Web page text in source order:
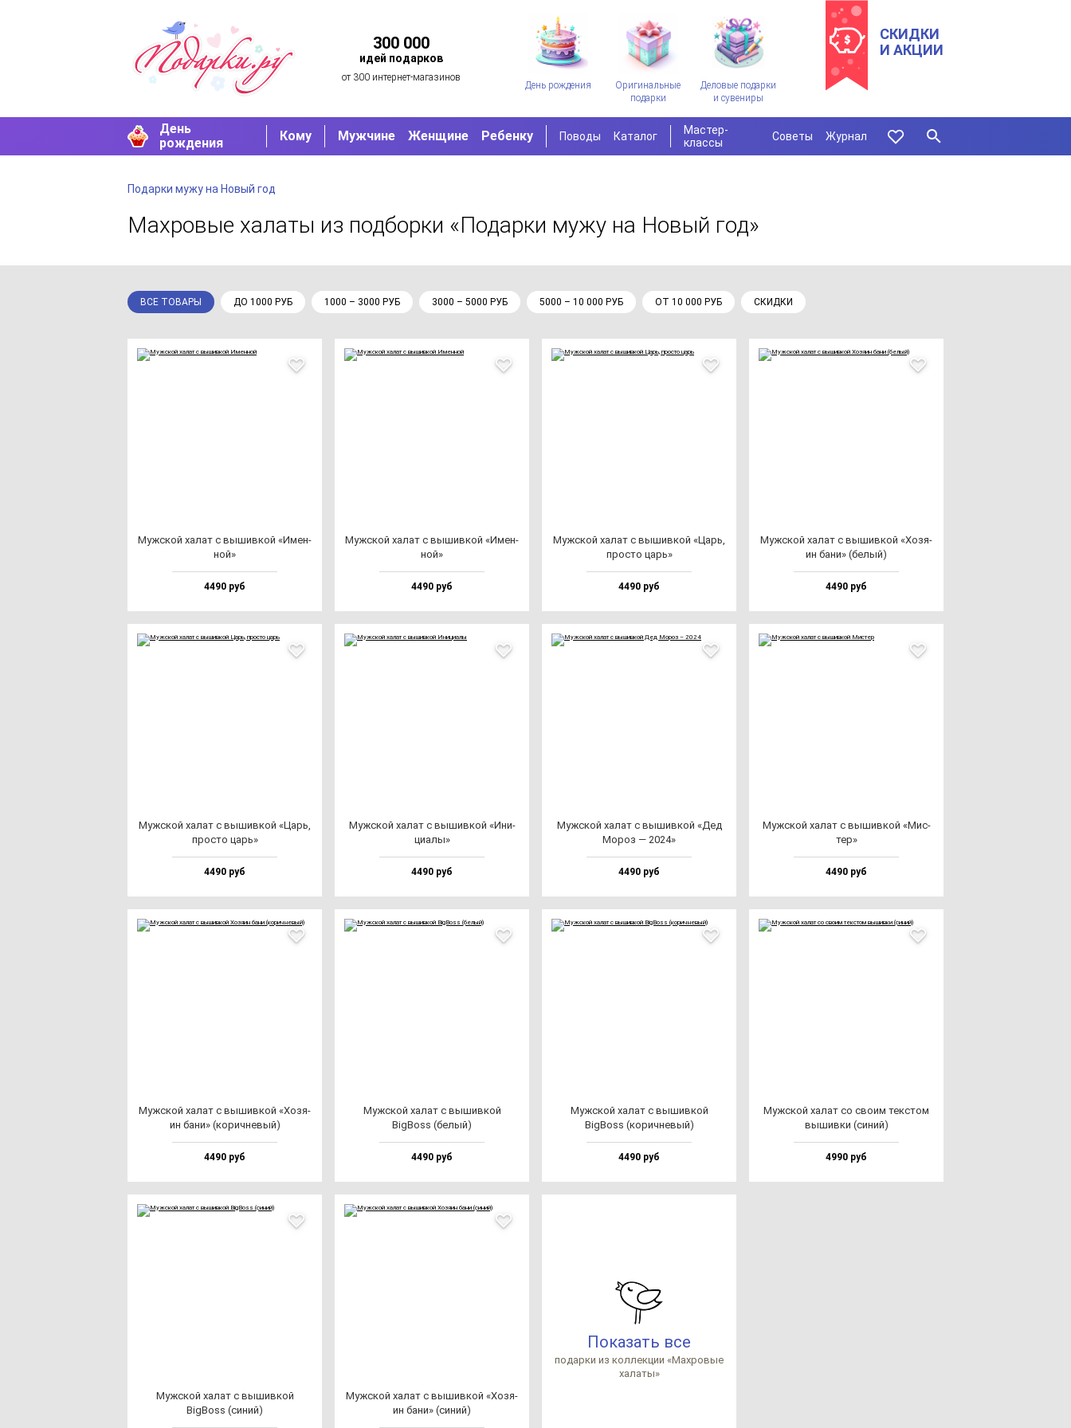
300 000
идей подарков
от 300 интернет-магазинов
День рождения
Оригинальные
подарки
Деловые подарки
и сувениры
СКИДКИ
И АКЦИИ
День
рождения
Кому Мужчине Женщине Ребенку Поводы Каталог
Мастер-
классы
Советы Журнал
Подарки мужу на Новый год
Махровые халаты из подборки «Подарки мужу на Новый год»
ВСЕ ТОВАРЫ ДО 1000 РУБ 1000 – 3000 РУБ 3000 – 5000 РУБ 5000 – 10 000 РУБ ОТ 10 000 РУБ СКИДКИ
Муж­ской ха­лат с вы­шив­кой «Имен­
ной»
4490 руб
Муж­ской ха­лат с вы­шив­кой «Имен­
ной»
4490 руб
Муж­ской ха­лат с вы­шив­кой «Царь,
прос­то царь»
4490 руб
Муж­ской ха­лат с вы­шив­кой «Хозя­
ин ба­ни» (бе­лый)
4490 руб
Муж­ской ха­лат с вы­шив­кой «Царь,
прос­то царь»
4490 руб
Муж­ской ха­лат с вы­шив­кой «Ини­
ци­алы»
4490 руб
Муж­ской ха­лат с вы­шив­кой «Дед
Мороз — 2024»
4490 руб
Муж­ской ха­лат с вы­шив­кой «Мис­
тер»
4490 руб
Муж­ской ха­лат с вы­шив­кой «Хозя­
ин ба­ни» (ко­рич­не­вый)
4490 руб
Муж­ской ха­лат с вы­шив­кой
BigBoss (бе­лый)
4490 руб
Муж­ской ха­лат с вы­шив­кой
BigBoss (ко­рич­не­вый)
4490 руб
Муж­ской ха­лат со сво­им тек­стом
вы­шив­ки (си­ний)
4990 руб
Муж­ской ха­лат с вы­шив­кой
BigBoss (си­ний)
Муж­ской ха­лат с вы­шив­кой «Хозя­
ин ба­ни» (си­ний)
Показать все
по­дар­ки из кол­лек­ции «Мах­ро­вые
ха­ла­ты»